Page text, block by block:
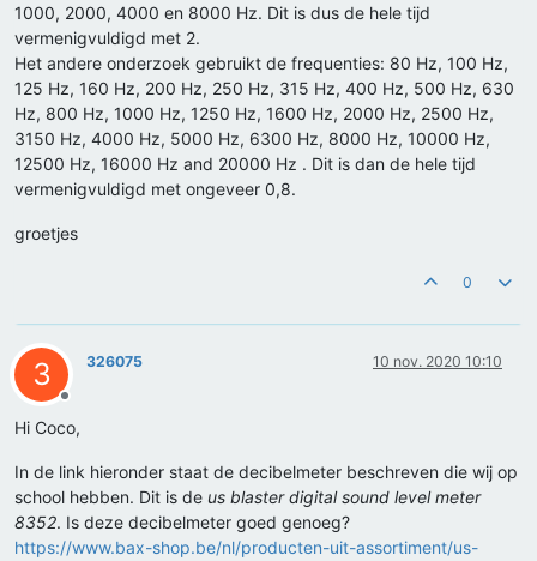
1000, 2000, 4000 en 8000 Hz. Dit is dus de hele tijd
vermenigvuldigd met 2.
Het andere onderzoek gebruikt de frequenties: 80 Hz, 100 Hz,
125 Hz, 160 Hz, 200 Hz, 250 Hz, 315 Hz, 400 Hz, 500 Hz, 630
Hz, 800 Hz, 1000 Hz, 1250 Hz, 1600 Hz, 2000 Hz, 2500 Hz,
3150 Hz, 4000 Hz, 5000 Hz, 6300 Hz, 8000 Hz, 10000 Hz,
12500 Hz, 16000 Hz and 20000 Hz . Dit is dan de hele tijd
vermenigvuldigd met ongeveer 0,8.
groetjes
0
3
Offline
326075 10 nov. 2020 10:10
Hi Coco,
In de link hieronder staat de decibelmeter beschreven die wij op
school hebben. Dit is de us blaster digital sound level meter
8352. Is deze decibelmeter goed genoeg?
https://www.bax-shop.be/nl/producten-uit-assortiment/us-